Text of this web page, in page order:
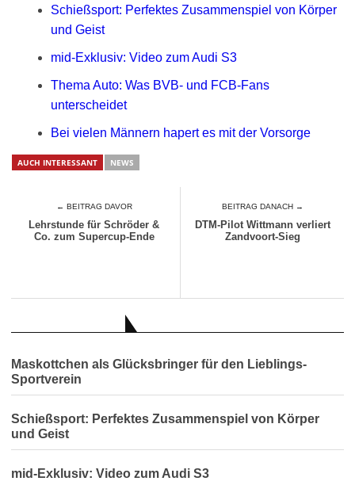
Schießsport: Perfektes Zusammenspiel von Körper
und Geist
mid-Exklusiv: Video zum Audi S3
Thema Auto: Was BVB- und FCB-Fans
unterscheidet
Bei vielen Männern hapert es mit der Vorsorge
AUCH INTERESSANT NEWS
← BEITRAG DAVOR
Lehrstunde für Schröder &
Co. zum Supercup-Ende
BEITRAG DANACH →
DTM-Pilot Wittmann verliert
Zandvoort-Sieg
Maskottchen als Glücksbringer für den Lieblings-
Sportverein
Schießsport: Perfektes Zusammenspiel von Körper
und Geist
mid-Exklusiv: Video zum Audi S3